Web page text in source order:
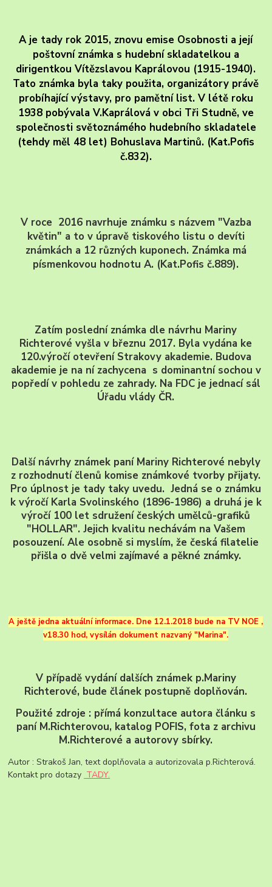
A je tady rok 2015, znovu emise Osobnosti a její
poštovní známka s hudební skladatelkou a
dirigentkou Vítězslavou Kaprálovou (1915-1940).
Tato známka byla taky použita, organizátory právě
probíhající výstavy, pro pamětní list. V létě roku
1938 pobývala V.Kaprálová v obci Tři Studně, ve
společnosti světoznámého hudebního skladatele
(tehdy měl 48 let) Bohuslava Martinů. (Kat.Pofis
č.832).
V roce 2016 navrhuje známku s názvem "Vazba
květin" a to v úpravě tiskového listu o devíti
známkách a 12 různých kuponech. Známka má
písmenkovou hodnotu A. (Kat.Pofis č.889).
Zatím poslední známka dle návrhu Mariny
Richterové vyšla v březnu 2017. Byla vydána ke
120.výročí otevření Strakovy akademie. Budova
akademie je na ní zachycena s dominantní sochou v
popředí v pohledu ze zahrady. Na FDC je jednací sál
Úřadu vlády ČR.
Další návrhy známek paní Mariny Richterové nebyly
z rozhodnutí členů komise známkové tvorby přijaty.
Pro úplnost je tady taky uvedu. Jedná se o známku
k výročí Karla Svolinského (1896-1986) a druhá je k
výročí 100 let sdružení českých umělců-grafiků
"HOLLAR". Jejich kvalitu nechávám na Vašem
posouzení. Ale osobně si myslím, že česká filatelie
přišla o dvě velmi zajímavé a pěkné známky.
A ještě jedna aktuální informace. Dne 12.1.2018 bude na TV NOE ,
v18.30 hod, vysílán dokument nazvaný "Marina".
V případě vydání dalších známek p.Mariny
Richterové, bude článek postupně doplňován.
Použité zdroje : přímá konzultace autora článku s
paní M.Richterovou, katalog POFIS, fota z archivu
M.Richterové a autorovy sbírky.
Autor : Strakoš Jan, text doplňovala a autorizovala p.Richterová.
Kontakt pro dotazy TADY.